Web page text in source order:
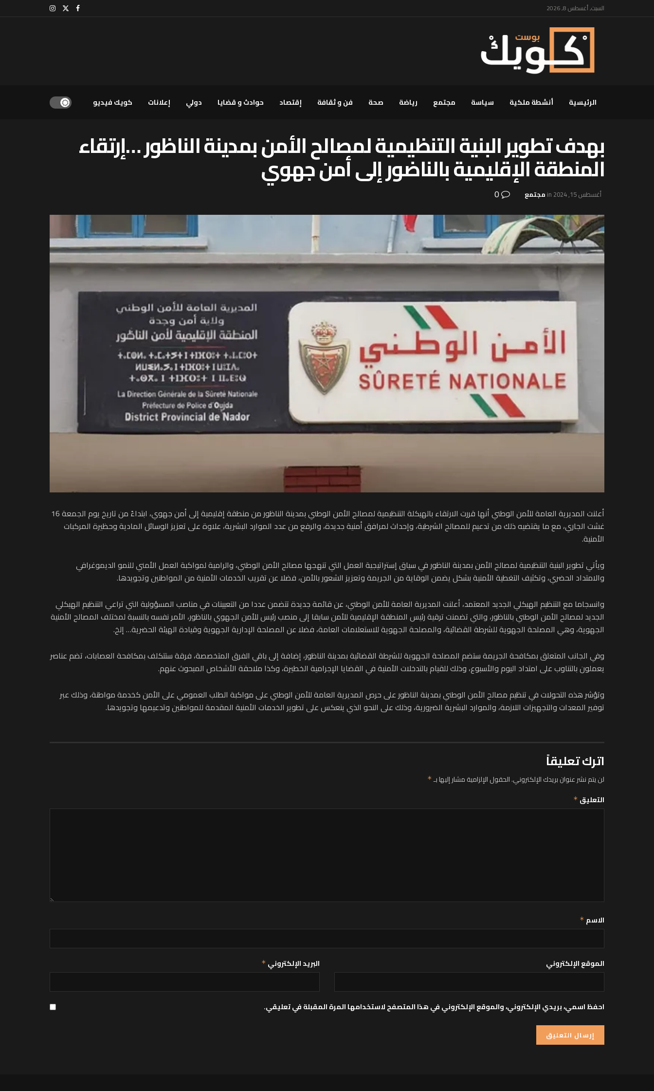
السبت, أغسطس 8, 2026
الرئيسية أنشطة ملكية سياسة مجتمع رياضة صحة فن و ثقافة إقتصاد حوادث و قضايا دولي إعلانات كويك فيديو
بهدف تطوير البنية التنظيمية لمصالح الأمن بمدينة الناظور …إرتقاء
المنطقة الإقليمية بالناضور إلى أمن جهوي
أغسطس 15, 2024 in مجتمع
أعلنت المديرية العامة للأمن الوطني أنها قررت الارتقاء بالهيكلة التنظيمية لمصالح الأمن الوطني بمدينة الناظور من منطقة إقليمية إلى أمن جهوي، ابتداءً من تاريخ يوم الجمعة 16
غشت الجاري، مع ما يقتضيه ذلك من تدعيم للمصالح الشرطية، وإحداث لمرافق أمنية جديدة، والرفع من عدد الموارد البشرية، علاوة على تعزيز الوسائل المادية وحظيرة المركبات
الأمنية.
ويأتي تطوير البنية التنظيمية لمصالح الأمن بمدينة الناظور في سياق إستراتيجية العمل التي تنهجها مصالح الأمن الوطني، والرامية لمواكبة العمل الأمني للنمو الديموغرافي
والامتداد الحضري، وتكثيف التغطية الأمنية بشكل يضمن الوقاية من الجريمة وتعزيز الشعور بالأمن، فضلا عن تقريب الخدمات الأمنية من المواطنين وتجويدها.
وانسجاما مع التنظيم الهيكلي الجديد المعتمد، أعلنت المديرية العامة للأمن الوطني، عن قائمة جديدة تتضمن عددا من التعيينات في مناصب المسؤولية التي تراعي التنظيم الهيكلي
الجديد لمصالح الأمن الوطني بالناظور، والتي تضمنت ترقية رئيس المنطقة الإقليمية للأمن سابقا إلى منصب رئيس للأمن الجهوي بالناظور، الأمر نفسه بالنسبة لمختلف المصالح الأمنية
الجهوية، وهي المصلحة الجهوية للشرطة القضائية، والمصلحة الجهوية للاستعلامات العامة، فضلا عن المصلحة الإدارية الجهوية وقيادة الهيئة الحضرية… إلخ.
وفي الجانب المتعلق بمكافحة الجريمة ستضم المصلحة الجهوية للشرطة القضائية بمدينة الناظور، إضافة إلى باقي الفرق المتخصصة، فرقة ستتكلف بمكافحة العصابات، تضم عناصر
يعملون بالتناوب على امتداد اليوم والأسبوع، وذلك للقيام بالتدخلات الأمنية في القضايا الإجرامية الخطيرة، وكذا ملاحقة الأشخاص المبحوث عنهم.
وتؤشر هذه التحولات في تنظيم مصالح الأمن الوطني بمدينة الناظور على حرص المديرية العامة للأمن الوطني على مواكبة الطلب العمومي على الأمن كخدمة مواطنة، وذلك عبر
توفير المعدات والتجهيزات اللازمة، والموارد البشرية الضرورية، وذلك على النحو الذي ينعكس على تطوير الخدمات الأمنية المقدمة للمواطنين وتدعيمها وتجويدها.
اترك تعليقاً
لن يتم نشر عنوان بريدك الإلكتروني.الحقول الإلزامية مشار إليها بـ*
التعليق *
الاسم *
البريد الإلكتروني * الموقع الإلكتروني
احفظ اسمي، بريدي الإلكتروني، والموقع الإلكتروني في هذا المتصفح لاستخدامها المرة المقبلة في تعليقي.